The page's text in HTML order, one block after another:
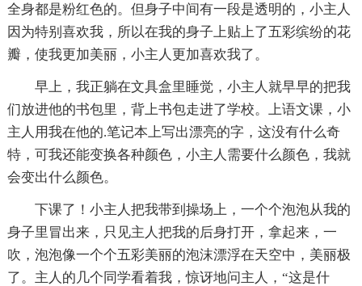
全身都是粉红色的。但身子中间有一段是透明的，小主人
因为特别喜欢我，所以在我的身子上贴上了五彩缤纷的花
瓣，使我更加美丽，小主人更加喜欢我了。
早上，我正躺在文具盒里睡觉，小主人就早早的把我
们放进他的书包里，背上书包走进了学校。上语文课，小
主人用我在他的.笔记本上写出漂亮的字，这没有什么奇
特，可我还能变换各种颜色，小主人需要什么颜色，我就
会变出什么颜色。
下课了！小主人把我带到操场上，一个个泡泡从我的
身子里冒出来，只见主人把我的后身打开，拿起来，一
吹，泡泡像一个个五彩美丽的泡沫漂浮在天空中，美丽极
了。主人的几个同学看着我，惊讶地问主人，“这是什